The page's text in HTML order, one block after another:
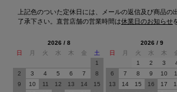
上記色のついた定休日には、メールの返信及び商品の
了承下さい。直営店舗の営業時間は休業日のお知らせ
2026 / 8
日
月 火 水 木 金
土
1
2
3 4 5 6 7
8
9
10 11 12 13 14
15
2026 / 9
日
月 火 水 木
1
2 3
6
7 8 9 10
13
14 15 16 17